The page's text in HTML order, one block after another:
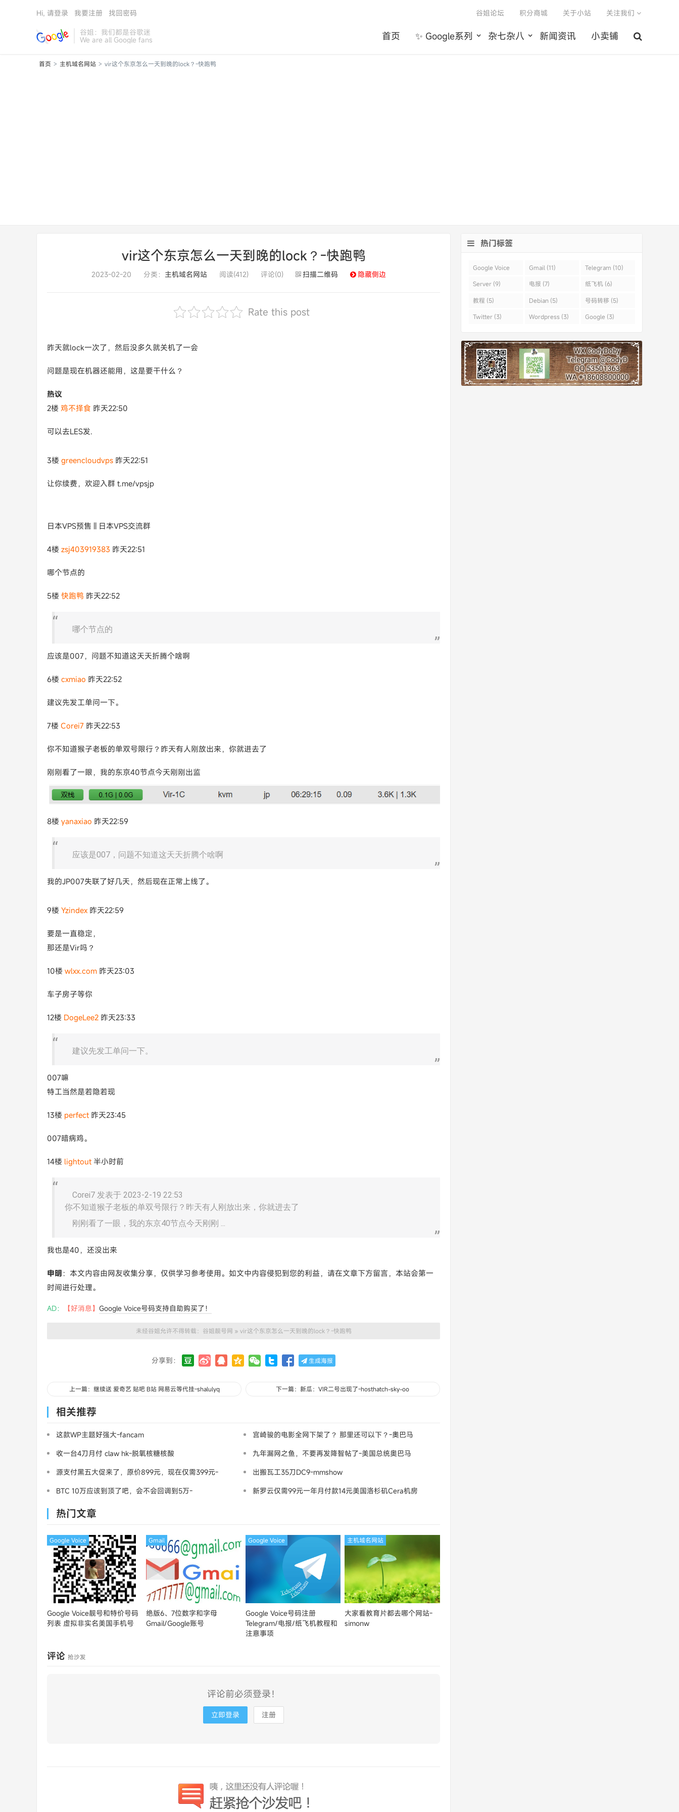
谷姐：我们都是谷歌迷
We are all Google fans 首页 ✨ Google系列 杂七杂八 新闻资讯 小卖铺
谷姐论坛 积分商城 关于小站 关注我们
Hi, 请登录 我要注册 找回密码
首页 > 主机域名网站 > vir这个东京怎么一天到晚的lock？-快跑鸭
vir这个东京怎么一天到晚的lock？-快跑鸭
2023-02-20 分类： 主机域名网站 阅读(412) 评论(0) 扫描二维码 隐藏侧边
Rate this post
昨天就lock一次了，然后没多久就关机了一会
问题是现在机器还能用，这是要干什么？
热议
2楼 鸡不择食 昨天22:50
可以去LES发.
3楼 greencloudvps 昨天22:51
让你续费，欢迎入群 t.me/vpsjp
日本VPS预售 || 日本VPS交流群
4楼 zsj403919383 昨天22:51
哪个节点的
5楼 快跑鸭 昨天22:52
哪个节点的
应该是007，问题不知道这天天折腾个啥啊
6楼 cxmiao 昨天22:52
建议先发工单问一下。
7楼 Corei7 昨天22:53
你不知道猴子老板的单双号限行？昨天有人刚放出来，你就进去了
刚刚看了一眼，我的东京40节点今天刚刚出监
8楼 yanaxiao 昨天22:59
应该是007，问题不知道这天天折腾个啥啊
我的JP007失联了好几天，然后现在正常上线了。
9楼 Yzindex 昨天22:59
要是一直稳定，
那还是Vir吗？
10楼 wlxx.com 昨天23:03
车子房子等你
12楼 DogeLee2 昨天23:33
建议先发工单问一下。
007嘛
特工当然是若隐若现
13楼 perfect 昨天23:45
007暗病鸡。
14楼 lightout 半小时前
Corei7 发表于 2023-2-19 22:53
你不知道猴子老板的单双号限行？昨天有人刚放出来，你就进去了
刚刚看了一眼，我的东京40节点今天刚刚 ...
我也是40，还没出来
申明 ：本文内容由网友收集分享，仅供学习参考使用。如文中内容侵犯到您的利益，请在文章下方留言，本站会第一
时间进行处理。
AD： 【好消息】 Google Voice号码支持自助购买了！
未经谷姐允许不得转载： 谷姐靓号网 » vir这个东京怎么一天到晚的lock？-快跑鸭
分享到： 生成海报
上一篇：继续送 爱奇艺 贴吧 B站 网易云等代挂-shalulyq 下一篇：新瓜：VIR二号出现了-hosthatch-sky-oo
相关推荐
这款WP主题好强大-fancam
宫崎骏的电影全网下架了？ 那里还可以下？-奧巴马
收一台4刀月付 claw hk-脱氧核糖核酸
九年漏网之鱼，不要再发降智帖了-美国总统奥巴马
源支付黑五大促来了，原价899元，现在仅需399元-
出搬瓦工35刀DC9-mmshow
BTC 10万应该到顶了吧，会不会回调到5万-
新罗云仅需99元一年月付款14元美国洛杉矶Cera机房
热门文章
Google Voice靓号和特价号码
列表 虚拟非实名美国手机号
Google Voice
绝版6、7位数字和字母
Gmail/Google账号
Gmail
Google Voice号码注册
Telegram/电报/纸飞机教程和
注意事项
Google Voice
大家看教育片都去哪个网站-
simonw
主机域名网站
评论 抢沙发
评论前必须登录！
立即登录 注册
热门标签
Google Voice
(43)
Gmail (11) Telegram (10)
Server (9) 电报 (7) 纸飞机 (6)
教程 (5) Debian (5) 号码转移 (5)
Twitter (3) Wordpress (3) Google (3)